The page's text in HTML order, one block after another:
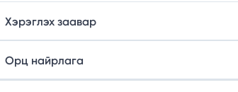
Хэрэглэх заавар
Орц найрлага